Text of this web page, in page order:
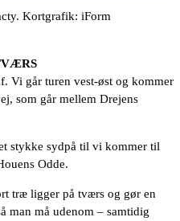
Kortgrafik: iForm
Vi går turen vest-øst og kommer
som går mellem Drejens
stykke sydpå til vi kommer til
Odde.
træ ligger på tværs og gør en
man må udenom – samtidig